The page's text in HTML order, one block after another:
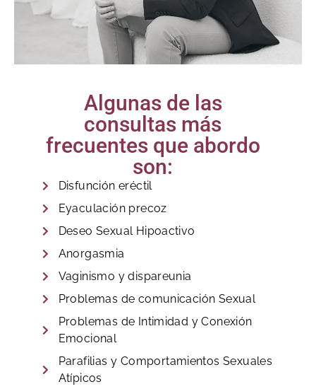
Algunas de las
consultas más
frecuentes que abordo
son:
Disfunción eréctil
Eyaculación precoz
Deseo Sexual Hipoactivo
Anorgasmia
Vaginismo y dispareunia
Problemas de comunicación Sexual
Problemas de Intimidad y Conexión
Emocional
Parafilias y Comportamientos Sexuales
Atípicos